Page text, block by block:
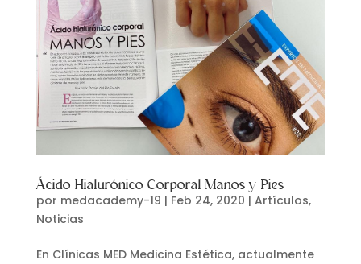
Ácido Hialurónico Corporal Manos y Pies
por medacademy-19 | Feb 24, 2020 | Artículos,
Noticias
En Clínicas MED Medicina Estética, actualmente